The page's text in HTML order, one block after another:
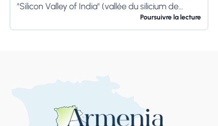
"Silicon Valley of India" (vallée du silicium de
Poursuivre la lecture